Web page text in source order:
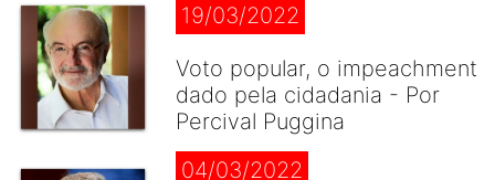
19/03/2022
Voto popular, o impeachment
dado pela cidadania - Por
Percival Puggina
04/03/2022